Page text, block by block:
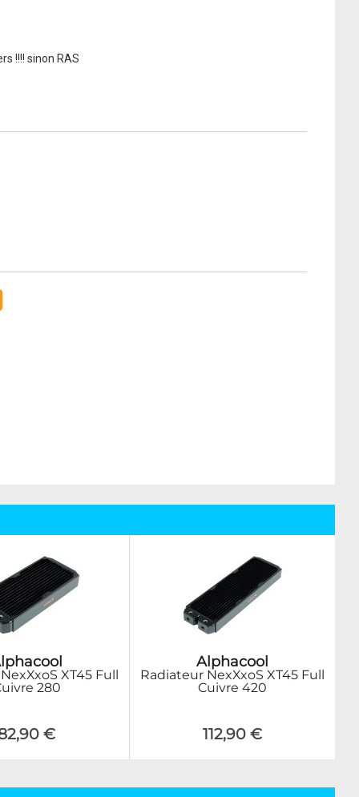
!!!! sinon RAS
XT45 Full
280
€
Alphacool
Radiateur NexXxoS XT45 Full
Cuivre 420
112,90 €